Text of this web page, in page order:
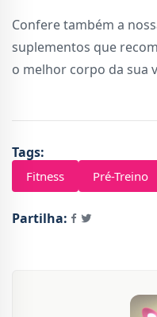
Confere também a
suplementos que
o melhor corpo da sua
Tags:
Fitness Pré-Treino
Partilha: